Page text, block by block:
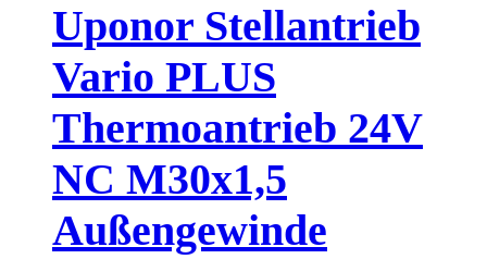
Uponor Stellantrieb
Vario PLUS
Thermoantrieb 24V
NC M30x1,5
Außengewinde